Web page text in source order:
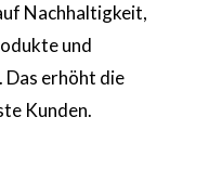
Nachhaltigkeit,
und
erhöht die
Kunden.